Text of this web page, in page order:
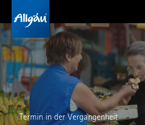
Termin in der Vergangenheit